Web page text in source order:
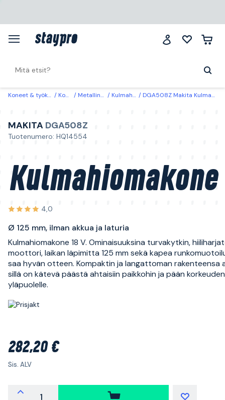
Koneet & työkalut Koneet Metallinkäsittely Kulmahiomakoneet DGA508Z Makita Kulmahiomakone Ø 125 mm, ilman akkua ja laturia
MAKITA DGA508Z
Tuotenumero: HQ14554
Kulmahiomakone
4,0
Ø 125 mm, ilman akkua ja laturia
Kulmahiomakone 18 V. Ominaisuuksina turvakytkin,
moottori, laikan läpimitta 125 mm sekä kapea
saa hyvän otteen. Kompaktin ja langattoman rakenteensa
sillä on kätevä päästä ahtaisiin paikkohin ja pään korkeuden
yläpuolelle.
282,20 €
Sis. ALV